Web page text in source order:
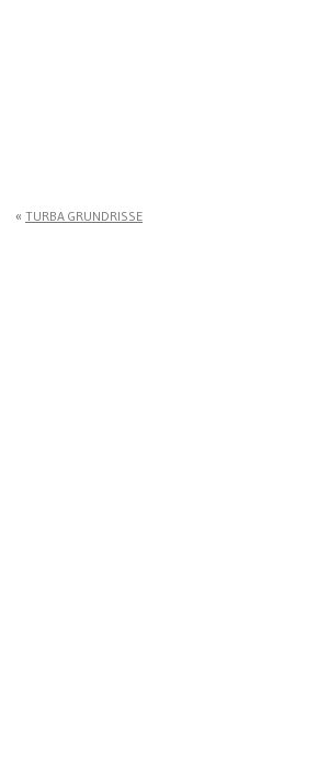
« TURBA GRUNDRISSE